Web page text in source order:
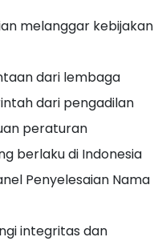
melanggar kebijakan
dari lembaga
dari pengadilan
peraturan
berlaku di Indonesia
Penyelesaian Nama
integritas dan